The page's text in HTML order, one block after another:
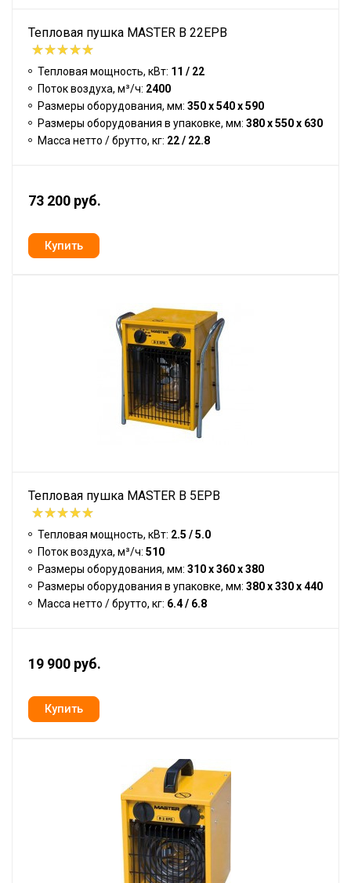
Тепловая пушка MASTER B 22EPB
Тепловая мощность, кВт: 11 / 22
Поток воздуха, м³/ч: 2400
Размеры оборудования, мм: 350 x 540 x 590
Размеры оборудования в упаковке, мм: 380 x 550 x 630
Масса нетто / брутто, кг: 22 / 22.8
73 200 руб.
Тепловая пушка MASTER B 5EPB
Тепловая мощность, кВт: 2.5 / 5.0
Поток воздуха, м³/ч: 510
Размеры оборудования, мм: 310 x 360 x 380
Размеры оборудования в упаковке, мм: 380 x 330 x 440
Масса нетто / брутто, кг: 6.4 / 6.8
19 900 руб.